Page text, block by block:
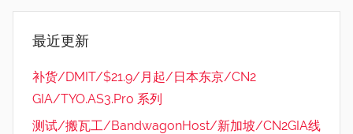
最近更新
补货/DMIT/$21.9/月起/日本东京/CN2
GIA/TYO.AS3.Pro 系列
测试/搬瓦工/BandwagonHost/新加坡/CN2GIA线